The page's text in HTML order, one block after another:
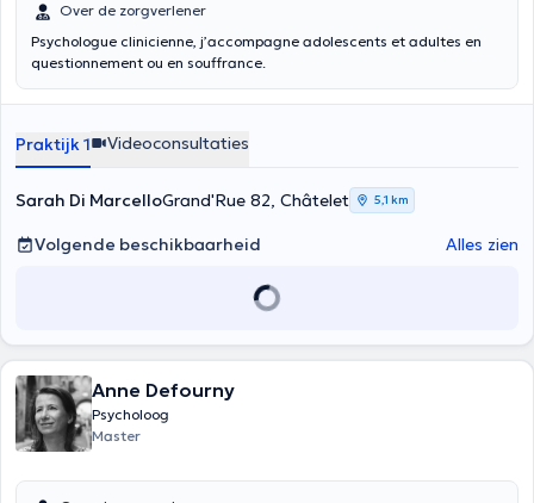
Over de zorgverlener
Psychologue clinicienne, j’accompagne adolescents et adultes en
questionnement ou en souffrance.
Praktijk 1 Videoconsultaties
Sarah Di MarcelloGrand'Rue 82, Châtelet 5,1 km
Volgende beschikbaarheid Alles zien
Anne Defourny
Psycholoog
Master